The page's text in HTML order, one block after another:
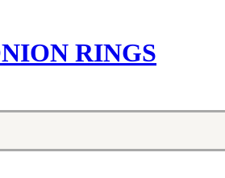
RINGS